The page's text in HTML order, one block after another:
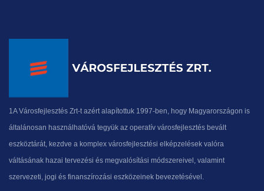
1A Városfejlesztés Zrt-t azért alapítottuk 1997-ben, hogy Magyarországon is
általánosan használhatóvá tegyük az operatív városfejlesztés bevált
eszköztárát, kezdve a komplex városfejlesztési elképzelések valóra
váltásának hazai tervezési és megvalósítási módszereivel, valamint
szervezeti, jogi és finanszírozási eszközeinek bevezetésével.